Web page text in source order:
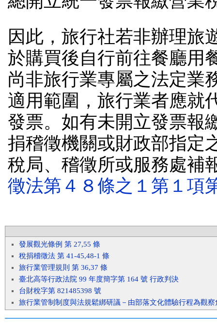
因此，旅行社若非辦理旅
於購買後自行前往餐廳用
尚非旅行業專屬之法定業
適用範圍，旅行業者應就
發票。如有未開立發票報
捐稽徵機關或財政部指定
稅局、稽徵所或服務處補
徵法第４８條之１第１項
發展觀光條例 第 27,55 條
稅捐稽徵法 第 41-45,48-1 條
旅行業管理規則 第 36,37 條
臺北高等行政法院 99 年度簡字第 164 號 行政判決
台財稅字第 821485398 號
旅行業管制制度與法規鬆綁研議－由部落文化體驗行程為觀察